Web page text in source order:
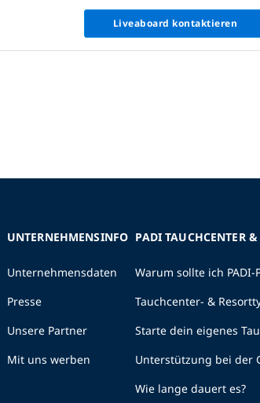
Liveaboard kontaktieren
UNTERNEHMENSINFO
Unternehmensdaten
Presse
Unsere Partner
Mit uns werben
PADI TAUCHCENTER &
Warum sollte ich
Tauchcenter- &
Starte dein eigenes
Unterstützung bei der
Wie lange dauert es?